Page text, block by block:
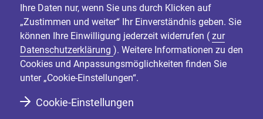
Ihre Daten nur, wenn Sie uns durch Klicken auf
„Zustimmen und weiter“ Ihr Einverständnis geben. Sie
können Ihre Einwilligung jederzeit widerrufen ( zur
Datenschutzerklärung ). Weitere Informationen zu den
Cookies und Anpassungsmöglichkeiten finden Sie
unter „Cookie-Einstellungen“.
Cookie-Einstellungen